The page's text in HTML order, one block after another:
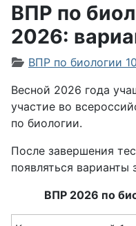
ВПР по
2026:
Информация о
ВПР по биологии
Весной 2026 года
участие во
по биологии.
После завершения
появляться варианты
ВПР 2026 по